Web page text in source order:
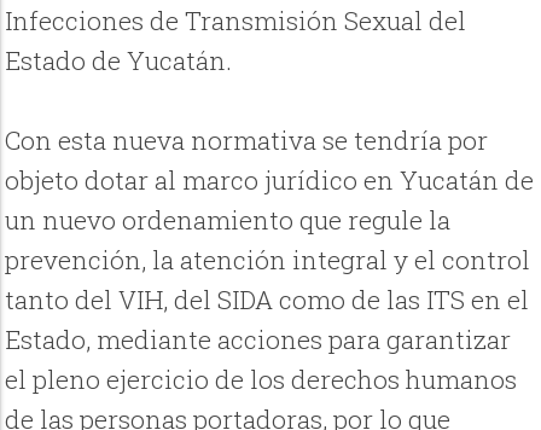
Infecciones de Transmisión Sexual del
Estado de Yucatán.
Con esta nueva normativa se tendría por
objeto dotar al marco jurídico en Yucatán de
un nuevo ordenamiento que regule la
prevención, la atención integral y el control
tanto del VIH, del SIDA como de las ITS en el
Estado, mediante acciones para garantizar
el pleno ejercicio de los derechos humanos
de las personas portadoras, por lo que